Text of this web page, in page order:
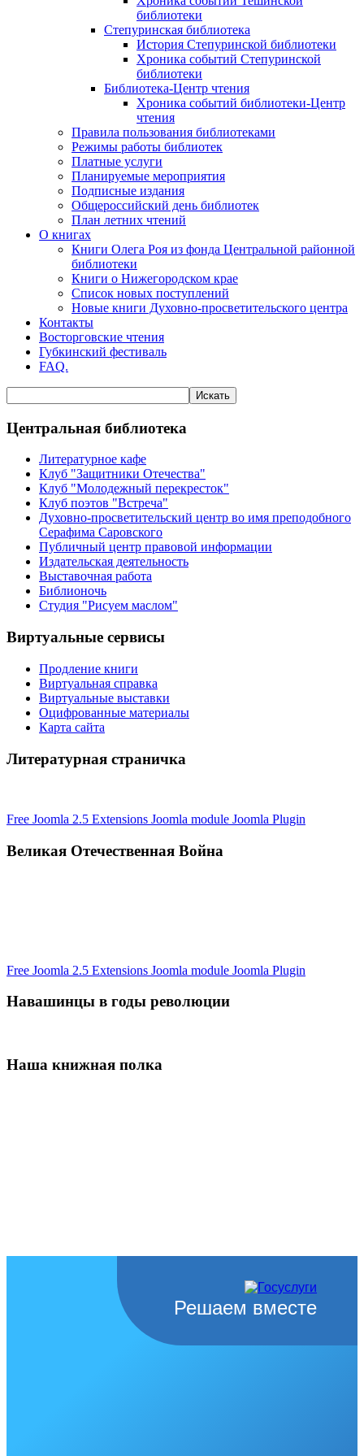
библиотеки
Степуринская библиотека
История Степуринской библиотеки
Хроника событий Степуринской
библиотеки
Библиотека-Центр чтения
Хроника событий библиотеки-Центр
чтения
Правила пользования библиотеками
Режимы работы библиотек
Платные услуги
Планируемые мероприятия
Подписные издания
Общероссийский день библиотек
План летних чтений
О книгах
Книги Олега Роя из фонда Центральной районной
библиотеки
Книги о Нижегородском крае
Список новых поступлений
Новые книги Духовно-просветительского центра
Контакты
Восторговские чтения
Губкинский фестиваль
FAQ.
Центральная библиотека
Литературное кафе
Клуб "Защитники Отечества"
Клуб "Молодежный перекресток"
Клуб поэтов "Встреча"
Духовно-просветительский центр во имя преподобного
Серафима Саровского
Публичный центр правовой информации
Издательская деятельность
Выставочная работа
Библионочь
Студия "Рисуем маслом"
Виртуальные сервисы
Продление книги
Виртуальная справка
Виртуальные выставки
Оцифрованные материалы
Карта сайта
Литературная страничка
Free Joomla 2.5 Extensions Joomla module Joomla Plugin
Великая Отечественная Война
Free Joomla 2.5 Extensions Joomla module Joomla Plugin
Навашинцы в годы революции
Наша книжная полка
Решаем вместе